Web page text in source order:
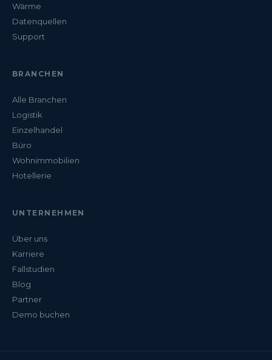
Wärme
Datenquellen
Support
BRANCHEN
Alle Branchen
Logistik
Einzelhandel
Büro
Wohnimmobilien
Hotellerie
UNTERNEHMEN
Über uns
Karriere
Fallstudien
Blog
Partner
Demo buchen